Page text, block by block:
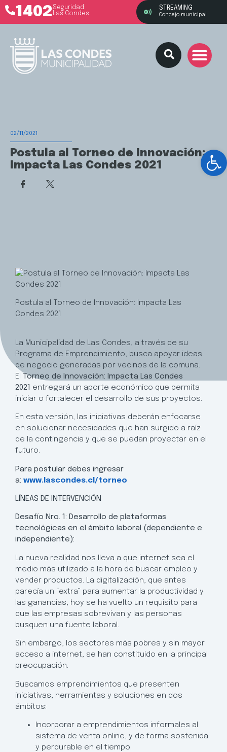
1402 Seguridad
Las Condes
STREAMING
Concejo municipal
02/11/2021
Postula al Torneo de Innovación:
Impacta Las Condes 2021
Postula al Torneo de Innovación: Impacta Las
Condes 2021
La Municipalidad de Las Condes, a través de su
Programa de Emprendimiento, busca apoyar ideas
de negocio generadas por vecinos de la comuna.
El Torneo de Innovación: Impacta Las Condes
2021 entregará un aporte económico que permita
iniciar o fortalecer el desarrollo de sus proyectos.
En esta versión, las iniciativas deberán enfocarse
en solucionar necesidades que han surgido a raíz
de la contingencia y que se puedan proyectar en el
futuro.
Para postular debes ingresar
a: www.lascondes.cl/torneo
LÍNEAS DE INTERVENCIÓN
Desafío Nro. 1: Desarrollo de plataformas
tecnológicas en el ámbito laboral (dependiente e
independiente):
La nueva realidad nos lleva a que internet sea el
medio más utilizado a la hora de buscar empleo y
vender productos. La digitalización, que antes
parecía un “extra” para aumentar la productividad y
las ganancias, hoy se ha vuelto un requisito para
que las empresas sobrevivan y las personas
busquen una fuente laboral.
Sin embargo, los sectores más pobres y sin mayor
acceso a internet, se han constituido en la principal
preocupación.
Buscamos emprendimientos que presenten
iniciativas, herramientas y soluciones en dos
ámbitos:
Incorporar a emprendimientos informales al
sistema de venta online, y de forma sostenida
y perdurable en el tiempo.